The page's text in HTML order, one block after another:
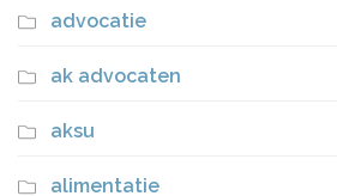
advocatie
ak advocaten
aksu
alimentatie